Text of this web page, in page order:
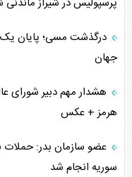
جهان
هشدار مهم دبیر شورای
هرمز + عکس
عضو سازمان بدر: حملات
سوریه انجام شد